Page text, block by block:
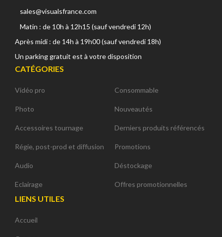
sales@visualsfrance.com
Matin : de 10h à 12h15 (sauf vendredi 12h)
Après midi : de 14h à 19h00 (sauf vendredi 18h)
Un parking gratuit est à votre disposition
CATÉGORIES
Vidéo pro
Photo
Accessoires tournage
Régie, post-prod et diffusion
Audio
Eclairage
Consommable
Nouveautés
Derniers produits référencés
Promotions
Déstockage
Offres promotionnelles
LIENS UTILES
Accueil